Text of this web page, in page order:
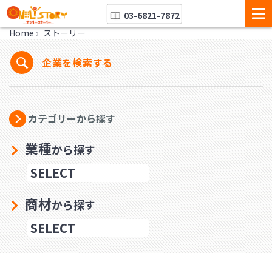
03-6821-7872
Home › ストーリー
企業を検索する
カテゴリーから探す
業種から探す
商材から探す